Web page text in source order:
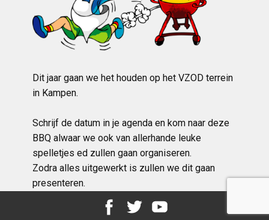
Dit jaar gaan we het houden op het VZOD terrein
in Kampen.
Schrijf de datum in je agenda en kom naar deze
BBQ alwaar we ook van allerhande leuke
spelletjes ed zullen gaan organiseren.
Zodra alles uitgewerkt is zullen we dit gaan
presenteren.